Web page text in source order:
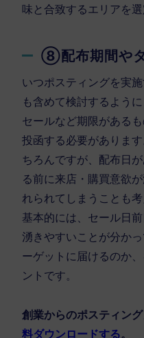
味と合致するエリアを
⑧配布期間や
いつポスティングを実
も含めて検討するように
セールなど期限がある
投函する必要がありま
ちろんですが、配布日
る前に来店・購買意欲
れられてしまうことも
基本的には、セール日
湧きやすいことが分か
ーゲットに届けるのか
ントです。
創業からのポスティン
料ダウンロードする。